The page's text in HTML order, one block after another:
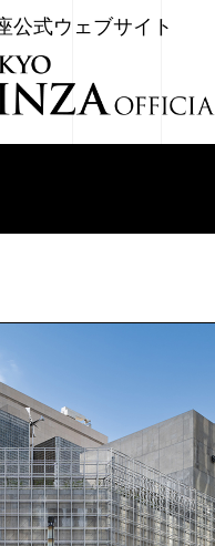
公式ウェブサイト